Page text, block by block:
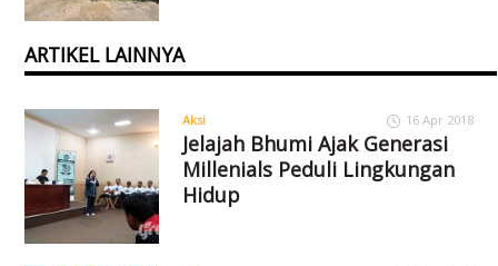
ARTIKEL LAINNYA
Aksi 16 Apr 2018
Jelajah Bhumi Ajak Generasi
Millenials Peduli Lingkungan
Hidup